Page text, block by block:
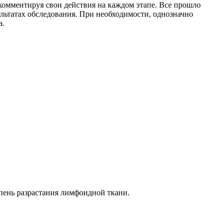
свои действия на каждом этапе. Все прошло
обследования. При необходимости, однозначно
разрастания лимфоидной ткани.